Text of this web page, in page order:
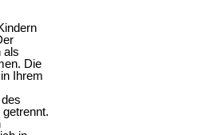
als
Die
Ihrem